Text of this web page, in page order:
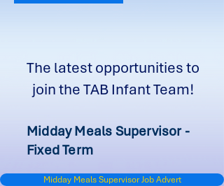
The latest opportunities to
join the TAB Infant Team!
Midday Meals Supervisor -
Fixed Term
Midday Meals Supervisor Job Advert